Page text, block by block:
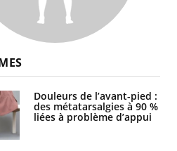
Douleurs de l’avant-pied :
des métatarsalgies à 90 %
liées à problème d’appui